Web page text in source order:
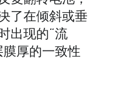
了在倾斜或垂
出现的“流
厚的一致性